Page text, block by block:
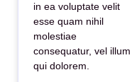
in ea voluptate velit
esse quam nihil
molestiae
consequatur, vel illum
qui dolorem.